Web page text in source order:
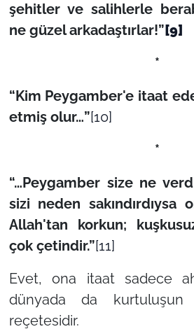
şehitler ve salihlerle
ne güzel arkadaştırlar!”[9]
*
“Kim Peygamber'e itaat
etmiş olur…”[10]
*
“…Peygamber size ne
sizi neden sakındırdıysa
Allah'tan korkun;
çok çetindir.”[11]
Evet, ona itaat sadece
dünyada da kurtuluşun
reçetesidir.